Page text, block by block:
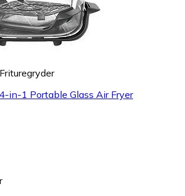
in-1 Portable Glass Air Fryer